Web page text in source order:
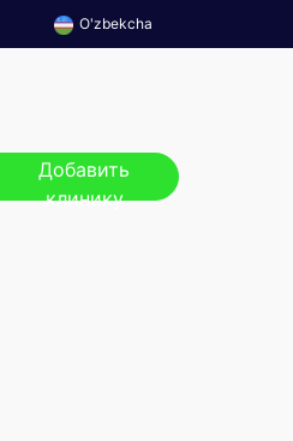
O'zbekcha
Добавить
клинику